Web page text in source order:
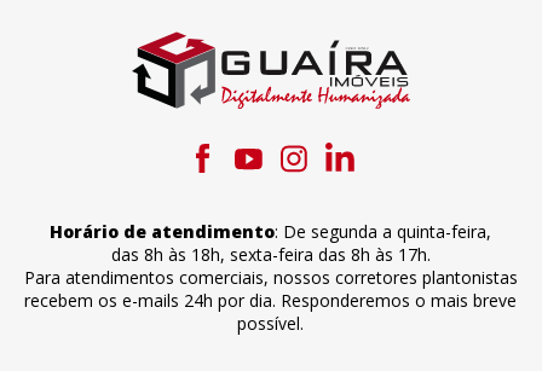
Horário de atendimento: De segunda a quinta-feira,
das 8h às 18h, sexta-feira das 8h às 17h.
Para atendimentos comerciais, nossos corretores plantonistas
recebem os e-mails 24h por dia. Responderemos o mais breve
possível.